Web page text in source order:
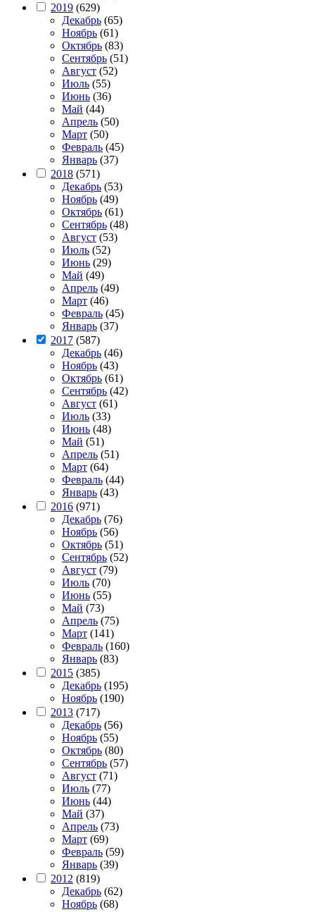
2019 (629)
Декабрь (65)
Ноябрь (61)
Октябрь (83)
Сентябрь (51)
Август (52)
Июль (55)
Июнь (36)
Май (44)
Апрель (50)
Март (50)
Февраль (45)
Январь (37)
2018 (571)
Декабрь (53)
Ноябрь (49)
Октябрь (61)
Сентябрь (48)
Август (53)
Июль (52)
Июнь (29)
Май (49)
Апрель (49)
Март (46)
Февраль (45)
Январь (37)
2017 (587)
Декабрь (46)
Ноябрь (43)
Октябрь (61)
Сентябрь (42)
Август (61)
Июль (33)
Июнь (48)
Май (51)
Апрель (51)
Март (64)
Февраль (44)
Январь (43)
2016 (971)
Декабрь (76)
Ноябрь (56)
Октябрь (51)
Сентябрь (52)
Август (79)
Июль (70)
Июнь (55)
Май (73)
Апрель (75)
Март (141)
Февраль (160)
Январь (83)
2015 (385)
Декабрь (195)
Ноябрь (190)
2013 (717)
Декабрь (56)
Ноябрь (55)
Октябрь (80)
Сентябрь (57)
Август (71)
Июль (77)
Июнь (44)
Май (37)
Апрель (73)
Март (69)
Февраль (59)
Январь (39)
2012 (819)
Декабрь (62)
Ноябрь (68)